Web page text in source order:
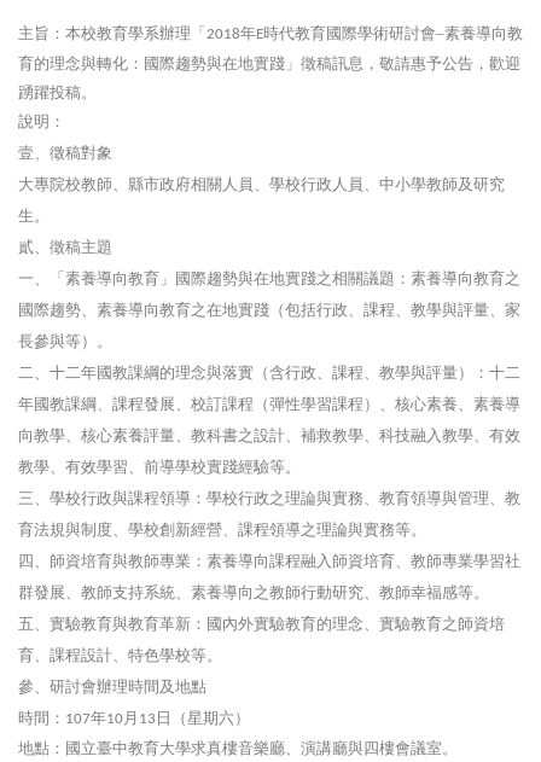
主旨：本校教育學系辦理「 2018年E時代教育國際學術研討會–素養導向教
育的理念與轉化：國際趨勢與在地實踐」徵稿訊息，敬請惠予公告，歡迎
踴躍投稿。
說明：
壹、徵稿對象
大專院校教師、縣市政府相關人員、學校行政人員、中小學教師及研究
生。
貳、徵稿主題
一、「素養導向教育」國際趨勢與在地實踐之相關議題：素養導向教育之
國際趨勢、素養導向教育之在地實踐（包括行政、課程、教學與評量、家
長參與等）。
二、十二年國教課綱的理念與落實（含行政、課程、教學與評量）：十二
年國教課綱、課程發展、校訂課程（彈性學習課程）、核心素養、素養導
向教學、核心素養評量、教科書之設計、補救教學、科技融入教學、有效
教學、有效學習、前導學校實踐經驗等。
三、學校行政與課程領導：學校行政之理論與實務、教育領導與管理、教
育法規與制度、學校創新經營、課程領導之理論與實務等。
四、師資培育與教師專業：素養導向課程融入師資培育、教師專業學習社
群發展、教師支持系統、素養導向之教師行動研究、教師幸福感等。
五、實驗教育與教育革新：國內外實驗教育的理念、實驗教育之師資培
育、課程設計、特色學校等。
參、研討會辦理時間及地點
時間： 107年10月 13 日（星期六）
地點：國立臺中教育大學求真樓音樂廳、演講廳與四樓會議室。